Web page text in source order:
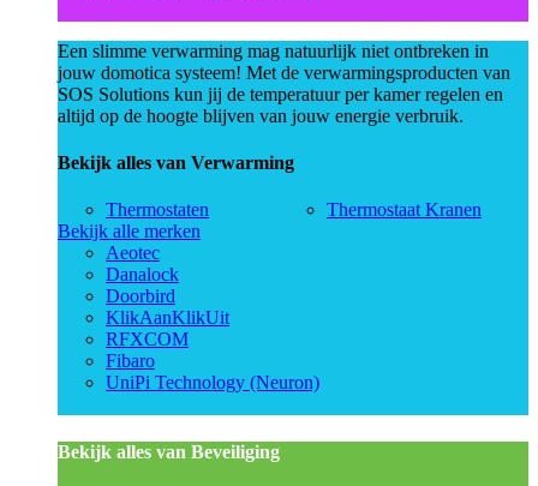
Een slimme verwarming mag natuurlijk niet ontbreken in
jouw domotica systeem! Met de verwarmingsproducten van
SOS Solutions kun jij de temperatuur per kamer regelen en
altijd op de hoogte blijven van jouw energie verbruik.
Bekijk alles van Verwarming
Thermostaten
Thermostaat Kranen
Bekijk alle merken
Aeotec
Danalock
Doorbird
KlikAanKlikUit
RFXCOM
Fibaro
UniPi Technology (Neuron)
Bekijk alles van Beveiliging